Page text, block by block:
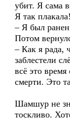
убит. Я сама
Я так плакала!
– Я был
Потом
– Как я рада,
заблестели
всё это
смерти. Это
Шамшур не
тоскливо.